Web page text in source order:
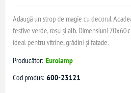
Adaugă un strop de magie cu decorul
festive verde, roșu și alb. Dimensiuni 70x60
ideal pentru vitrine, grădini și fațade.
Producător: Eurolamp
Cod produs: 600-23121